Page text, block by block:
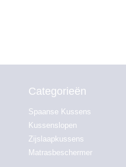
Categorieën
Spaanse Kussens
Kussenslopen
Zijslaapkussens
Matrasbeschermer